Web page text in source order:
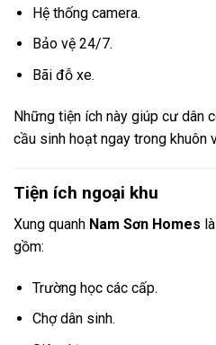
Hệ thống camera.
Bảo vệ 24/7.
Bãi đỗ xe.
Những tiện ích này giúp cư dân
cầu sinh hoạt ngay trong khuôn
Tiện ích ngoại khu
Xung quanh Nam Sơn Homes
gồm:
Trường học các cấp.
Chợ dân sinh.